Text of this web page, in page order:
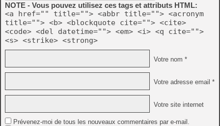
NOTE - Vous pouvez utilisez ces tags et attributs HTML:
<a href="" title=""> <abbr title=""> <acronym
title=""> <b> <blockquote cite=""> <cite>
<code> <del datetime=""> <em> <i> <q cite="">
<s> <strike> <strong>
Votre nom *
Votre adresse email *
Votre site internet
Prévenez-moi de tous les nouveaux commentaires par e-mail.